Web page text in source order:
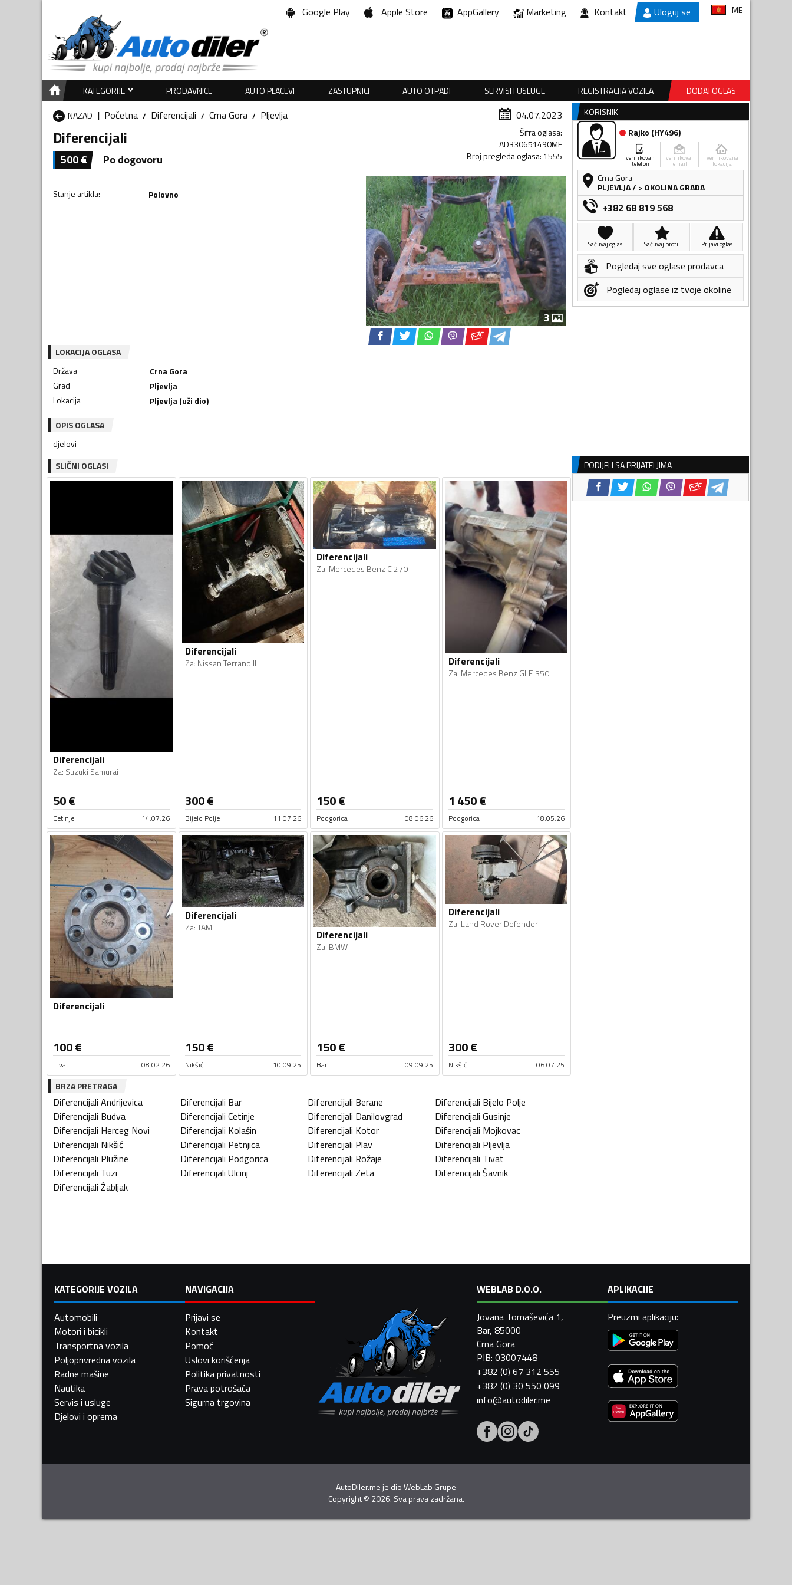
Google Play Apple Store AppGallery Marketing Kontakt Uloguj se ME
KATEGORIJE PRODAVNICE AUTO PLACEVI ZASTUPNICI AUTO OTPADI SERVISI I USLUGE REGISTRACIJA VOZILA
DODAJ OGLAS
NAZAD
Početna Diferencijali Crna Gora Pljevlja 04.07.2023
Diferencijali
500€ Po dogovoru
Šifra oglasa:
AD330651490ME
Broj pregleda oglasa: 1555
Stanje artikla: Polovno
3
LOKACIJA OGLASA
Država
Crna Gora
Grad
Pljevlja
Lokacija
Pljevlja (uži dio)
OPIS OGLASA
djelovi
SLIČNI OGLASI
Diferencijali
Za: Suzuki Samurai
50€
Cetinje 14.07.26
Diferencijali
Za: Nissan Terrano II
300€
Bijelo Polje 11.07.26
Diferencijali
Za: Mercedes Benz C 270
150€
Podgorica 08.06.26
Diferencijali
Za: Mercedes Benz GLE 350
1 450€
Podgorica 18.05.26
Diferencijali
100€
Tivat 08.02.26
Diferencijali
Za:TAM
150€
Nikšić 10.09.25
Diferencijali
Za: BMW
150€
Bar 09.09.25
Diferencijali
Za: Land Rover Defender
300€
Nikšić 06.07.25
BRZA PRETRAGA
Diferencijali Andrijevica Diferencijali Bar Diferencijali Berane Diferencijali Bijelo Polje
Diferencijali Budva Diferencijali Cetinje Diferencijali Danilovgrad Diferencijali Gusinje
Diferencijali Herceg Novi Diferencijali Kolašin Diferencijali Kotor Diferencijali Mojkovac
Diferencijali Nikšić Diferencijali Petnjica Diferencijali Plav Diferencijali Pljevlja
Diferencijali Plužine Diferencijali Podgorica Diferencijali Rožaje Diferencijali Tivat
Diferencijali Tuzi Diferencijali Ulcinj Diferencijali Zeta Diferencijali Šavnik
Diferencijali Žabljak
KORISNIK
Rajko (HY496)
verifikovan
telefon
verifikovan
email
verifikovana
lokacija
Crna Gora
PLJEVLJA/ > OKOLINA GRADA
+382 68 819 568
Sačuvaj oglas Sačuvaj profil Prijavi oglas
Pogledaj sve oglase prodavca
Pogledaj oglase iz tvoje okoline
PODIJELI SA PRIJATELJIMA
KATEGORIJE VOZILA
Automobili
Motori i bicikli
Transportna vozila
Poljoprivredna vozila
Radne mašine
Nautika
Servis i usluge
Djelovi i oprema
NAVIGACIJA
Prijavi se
Kontakt
Pomoć
Uslovi korišćenja
Politika privatnosti
Prava potrošača
Sigurna trgovina
WEBLAB D.O.O.
Jovana Tomaševića 1,
Bar, 85000
Crna Gora
PIB: 03007448
+382 (0) 67 312 555
+382 (0) 30 550 099
info@autodiler.me
APLIKACIJE
Preuzmi aplikaciju:
AutoDiler.me je dioWebLab Grupe
Copyright© 2026. Sva prava zadržana.